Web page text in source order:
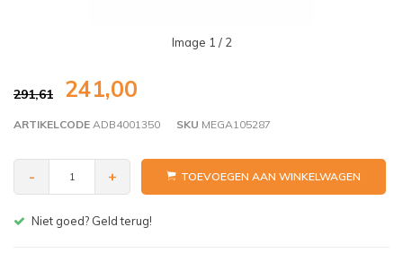
Image 1 / 2
291,61 241,00
ARTIKELCODE ADB4001350 SKU MEGA105287
- + TOEVOEGEN AAN WINKELWAGEN
Gratis bezorgen v.a. € 150,- (NL)